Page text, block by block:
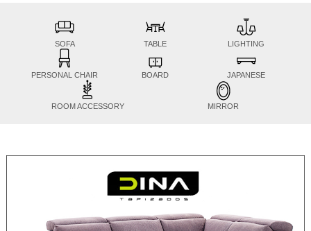
SOFA TABLE LIGHTING
PERSONAL CHAIR BOARD JAPANESE
ROOM ACCESSORY MIRROR